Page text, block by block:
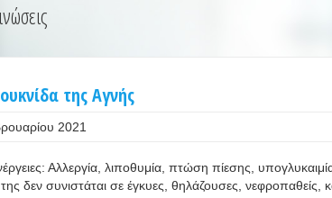
της Αγνής
2021
Αλλεργία, λιποθυμία, πτώση πίεσης,
δεν συνιστάται σε έγκυες, θηλάζουσες, νεφροπαθείς,